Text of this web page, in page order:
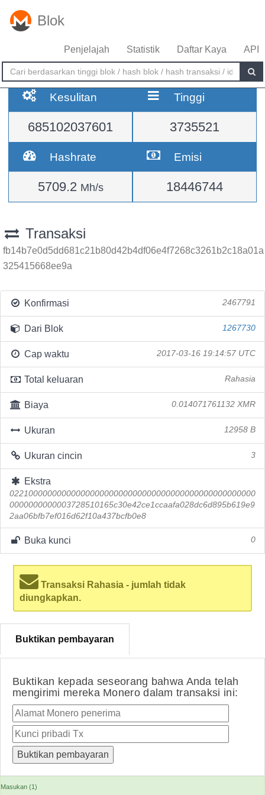
Blok
Penjelajah Statistik Daftar Kaya API
Kesulitan
685102037601
Tinggi
3735521
Hashrate
5709.2 Mh/s
Emisi
18446744
Transaksi
fb14b7e0d5dd681c21b80d42b4df06e4f7268c3261b2c18a01a
325415668ee9a
Konfirmasi 2467791
Dari Blok 1267730
Cap waktu 2017-03-16 19:14:57 UTC
Total keluaran Rahasia
Biaya 0.014071761132 XMR
Ukuran 12958 B
Ukuran cincin 3
Ekstra
0221000000000000000000000000000000000000000000000000
0000000000003728510165c30e42ce1ccaafa028dc6d895b619e9
2aa06bfb7ef016d62f10a437bcfb0e8
Buka kunci 0
Transaksi Rahasia - jumlah tidak
diungkapkan.
Buktikan pembayaran
Buktikan kepada seseorang bahwa Anda telah
mengirimi mereka Monero dalam transaksi ini:
Masukan (1)